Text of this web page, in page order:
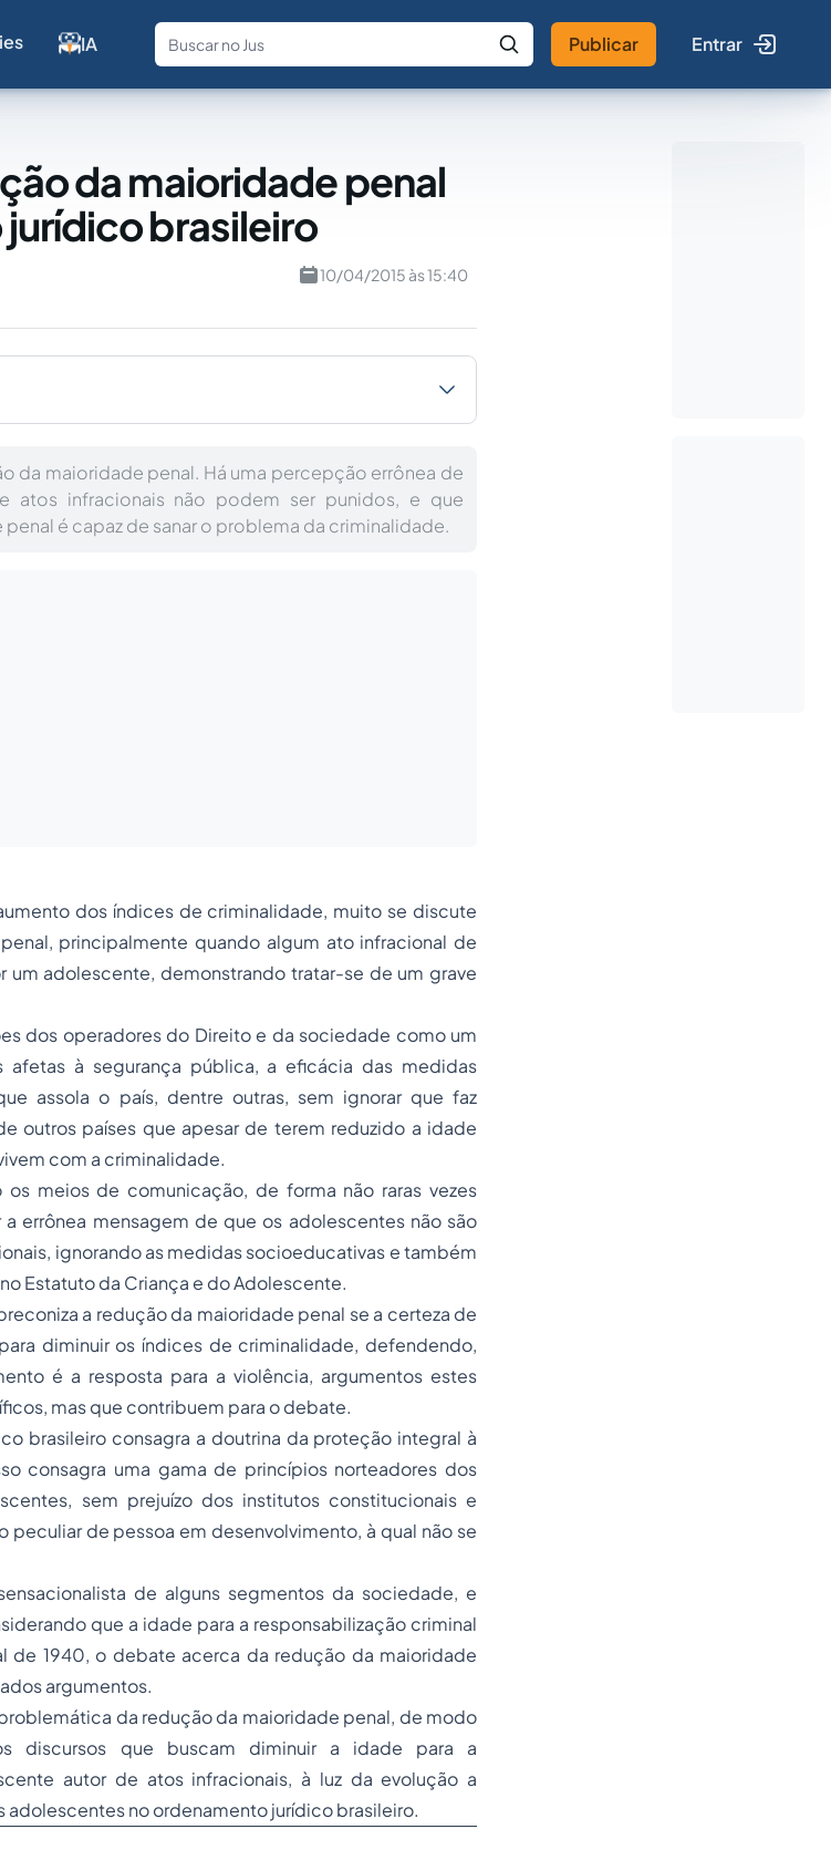
IA
Fale com a IA Buscar no Jus
Publicar Entrar
da maioridade penal
brasileiro
10/04/2015 às 15:40
da maioridade penal. Há uma percepção errônea de
atos infracionais não podem ser punidos, e que
é capaz de sanar o problema da criminalidade.
dos índices de criminalidade, muito se discute
principalmente quando algum ato infracional de
um adolescente, demonstrando tratar-se de um grave
dos operadores do Direito e da sociedade como um
à segurança pública, a eficácia das medidas
assola o país, dentre outras, sem ignorar que faz
outros países que apesar de terem reduzido a idade
com a criminalidade.
meios de comunicação, de forma não raras vezes
errônea mensagem de que os adolescentes não são
ignorando as medidas socioeducativas e também
Estatuto da Criança e do Adolescente.
a redução da maioridade penal se a certeza de
diminuir os índices de criminalidade, defendendo,
é a resposta para a violência, argumentos estes
mas que contribuem para o debate.
brasileiro consagra a doutrina da proteção integral à
consagra uma gama de princípios norteadores dos
sem prejuízo dos institutos constitucionais e
de pessoa em desenvolvimento, à qual não se
de alguns segmentos da sociedade, e
que a idade para a responsabilização criminal
de 1940, o debate acerca da redução da maioridade
argumentos.
da redução da maioridade penal, de modo
discursos que buscam diminuir a idade para a
autor de atos infracionais, à luz da evolução a
adolescentes no ordenamento jurídico brasileiro.